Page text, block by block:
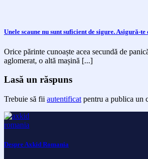
Unele scaune nu sunt suficient de sigure. Asigură-te
Orice părinte cunoaște acea secundă de
aglomerat, o altă mașină [...]
Lasă un răspuns
Trebuie să fii autentificat pentru a publica un
Despre Axkid Romania